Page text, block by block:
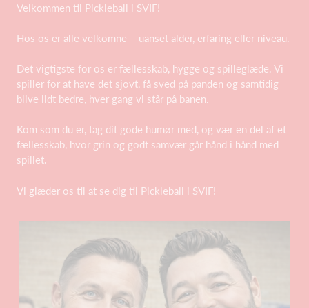
Velkommen til Pickleball i SVIF!
Hos os er alle velkomne – uanset alder, erfaring eller niveau.
Det vigtigste for os er fællesskab, hygge og spilleglæde. Vi
spiller for at have det sjovt, få sved på panden og samtidig
blive lidt bedre, hver gang vi står på banen.
Kom som du er, tag dit gode humør med, og vær en del af et
fællesskab, hvor grin og godt samvær går hånd i hånd med
spillet.
Vi glæder os til at se dig til Pickleball i SVIF!